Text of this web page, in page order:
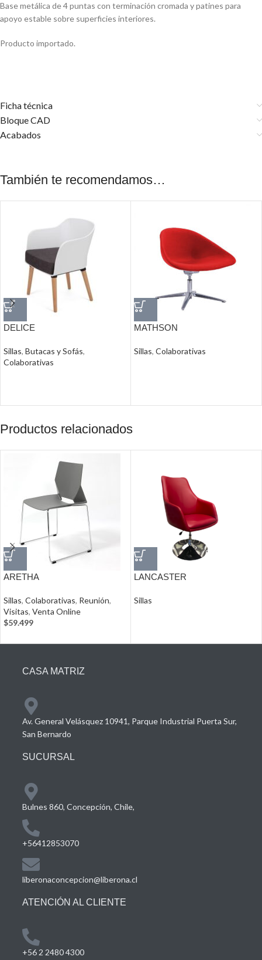
Base metálica de 4 puntas con terminación cromada y patines para
apoyo estable sobre superficies interiores.
Producto importado.
Ficha técnica
Bloque CAD
Acabados
También te recomendamos…
DELICE
Sillas, Butacas y Sofás,
Colaborativas
MATHSON
Sillas, Colaborativas
Productos relacionados
ARETHA
Sillas, Colaborativas, Reunión,
Visitas, Venta Online
$59.499
LANCASTER
Sillas
CASA MATRIZ
Av. General Velásquez 10941, Parque Industrial Puerta Sur,
San Bernardo
SUCURSAL
Bulnes 860, Concepción, Chile,
+56412853070
liberonaconcepcion@liberona.cl
ATENCIÓN AL CLIENTE
+56 2 2480 4300